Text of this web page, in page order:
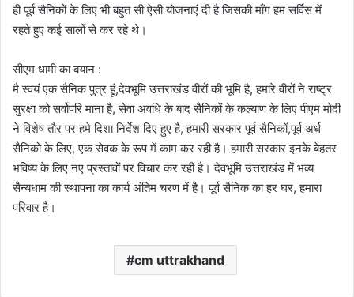
ही पूर्व सैनिकों के लिए भी बहुत सी ऐसी योजनाएं दी है जिसकी माँग हम सर्विस में
रहते हुए कई सालों से कर रहे थे।
सीएम धामी का बयान :
मै स्वयं एक सैनिक पुत्र हूं,देवभूमि उत्तराखंड वीरों की भूमि है, हमारे वीरों ने राष्ट्र
सुरक्षा को सर्वोपरि माना है, सेवा अवधि के बाद सैनिकों के कल्याण के लिए पीएम मोदी
ने विशेष तौर पर हमे दिशा निर्देश दिए हुए है, हमारी सरकार पूर्व सैनिकों,पूर्व अर्ध
सैनिको के लिए, एक सेवक के रूप में काम कर रही है। हमारी सरकार इनके बेहतर
भविष्य के लिए नए प्रस्तावों पर विचार कर रही है। देवभूमि उत्तराखंड में भव्य
सैन्यधाम की स्थापना का कार्य अंतिम चरण में है। पूर्व सैनिक का हर घर, हमारा
परिवार है।
cm uttrakhand